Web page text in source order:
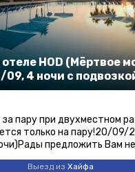
HOD (Мёртвое
4 ночи с
пару при двухместном
только на пару!20/09/
предложить Вам
Выезд из Хайфа